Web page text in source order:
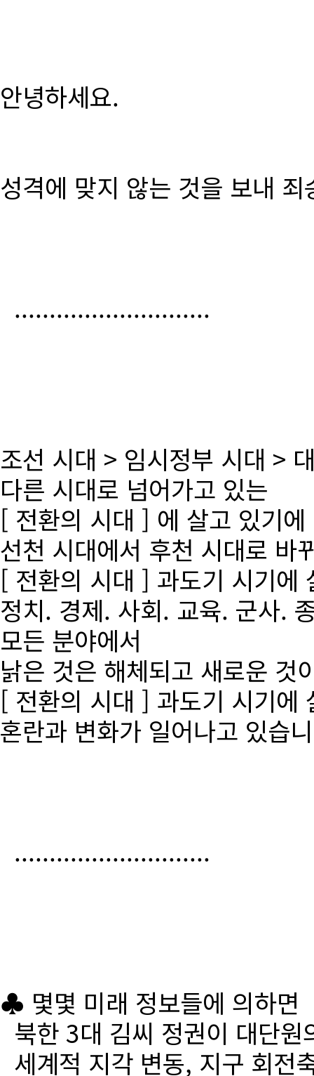
안녕하세요.
성격에 맞지 않는 것을 보내
............................
조선 시대 > 임시정부 시대 >
다른 시대로 넘어가고 있는
[ 전환의 시대 ] 에 살고 있기에
선천 시대에서 후천 시대로 바
[ 전환의 시대 ] 과도기 시기에
정치. 경제. 사회. 교육. 군사.
모든 분야에서
낡은 것은 해체되고 새로운 것
[ 전환의 시대 ] 과도기 시기에
혼란과 변화가 일어나고 있습
............................
♣ 몇몇 미래 정보들에 의하면
북한 3대 김씨 정권이 대단
세계적 지각 변동, 지구 회전